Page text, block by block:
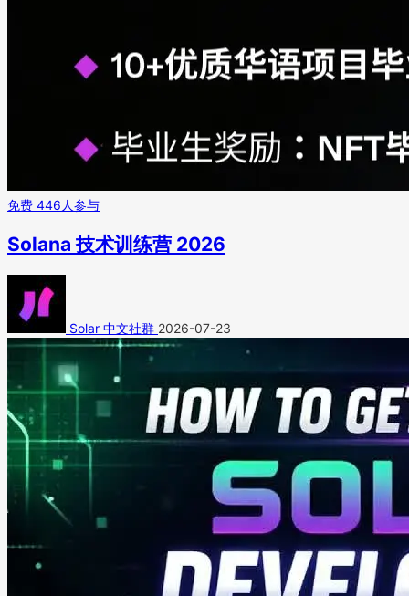
免费 446人参与
Solana 技术训练营 2026
Solar 中文社群 2026-07-23